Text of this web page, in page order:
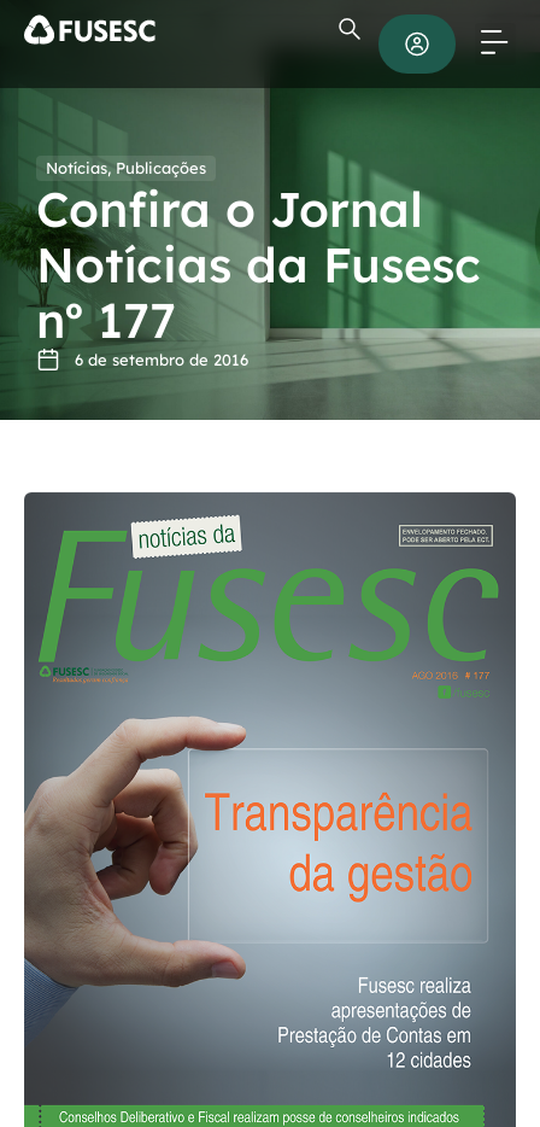
Notícias, Publicações
Confira o Jornal
Notícias da Fusesc
nº 177
6 de setembro de 2016